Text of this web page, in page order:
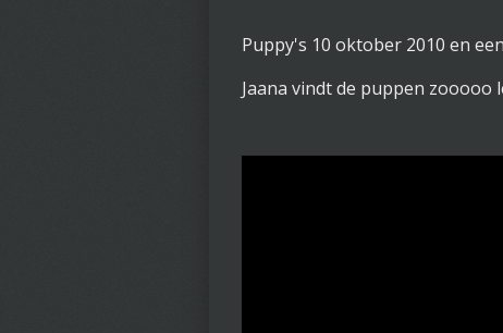
Puppy's 10 oktober 2010 en
Jaana vindt de puppen zooooo